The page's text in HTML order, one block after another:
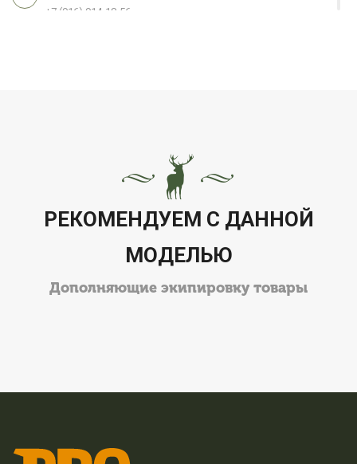
+7 (916) 914-18-56
РЕКОМЕНДУЕМ С ДАННОЙ
МОДЕЛЬЮ
Дополняющие экипировку товары